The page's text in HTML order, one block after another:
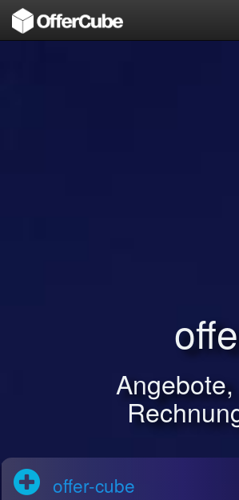
offer-cube